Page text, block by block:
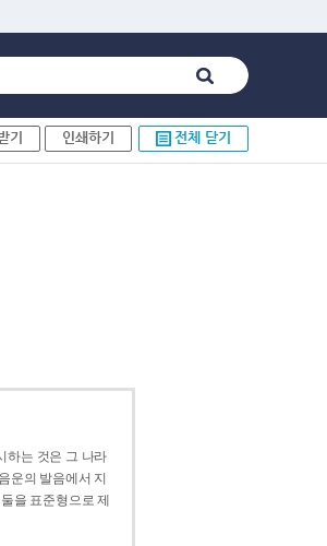
기 인쇄하기 전체 닫기
하는 것은 그 나라
운의 발음에서 지
을 표준형으로 제